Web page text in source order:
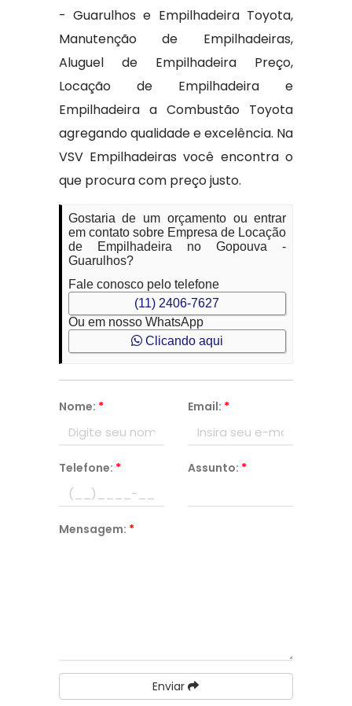
- Guarulhos e Empilhadeira Toyota,
Manutenção de Empilhadeiras,
Aluguel de Empilhadeira Preço,
Locação de Empilhadeira e
Empilhadeira a Combustão Toyota
agregando qualidade e excelência. Na
VSV Empilhadeiras você encontra o
que procura com preço justo.
Gostaria de um orçamento ou entrar
em contato sobre Empresa de Locação
de Empilhadeira no Gopouva -
Guarulhos?
Fale conosco pelo telefone
(11) 2406-7627
Ou em nosso WhatsApp
Clicando aqui
Nome: * Email: *
Telefone: * Assunto: *
Mensagem: *
Enviar